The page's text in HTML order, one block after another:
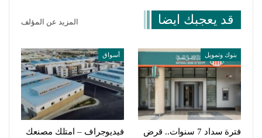
قد يعجبك ايضا المزيد عن المؤلف
بنوك وتمويل
فترة سداد 7 سنوات.. قرض
أسواق
فيديوجراف – امتلك مصنعك